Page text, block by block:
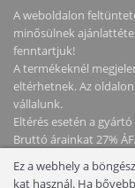
A weboldalon
minősülnek
fenntartjuk!
A termékeknél
eltérhetnek. Az
vállalunk.
Eltérés esetén a
Bruttó árainkat 27%
Copyright © 2026
Ez a webhely a
kat használ. Ha